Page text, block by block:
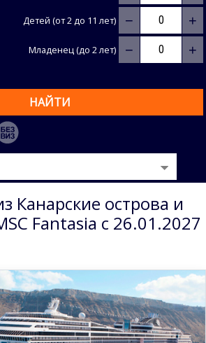
Детей (от 2 до 11 лет) − +
Младенец (до 2 лет) − +
НАЙТИ
Канарские острова и
Fantasia с 26.01.2027